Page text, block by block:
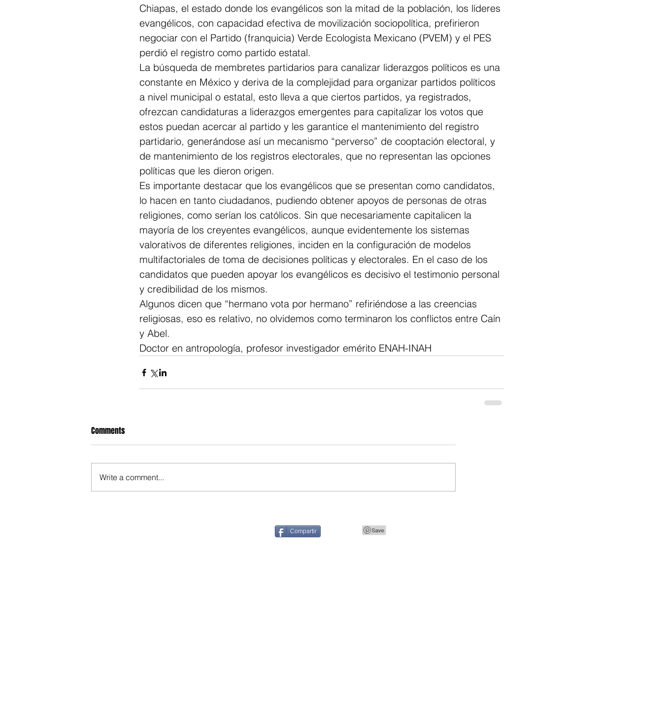
Chiapas, el estado donde los evangélicos son la mitad de la población, los líderes
evangélicos, con capacidad efectiva de movilización sociopolítica, prefirieron
negociar con el Partido (franquicia) Verde Ecologista Mexicano (PVEM) y el PES
perdió el registro como partido estatal.
La búsqueda de membretes partidarios para canalizar liderazgos políticos es una
constante en México y deriva de la complejidad para organizar partidos políticos
a nivel municipal o estatal, esto lleva a que ciertos partidos, ya registrados,
ofrezcan candidaturas a liderazgos emergentes para capitalizar los votos que
estos puedan acercar al partido y les garantice el mantenimiento del registro
partidario, generándose así un mecanismo “perverso” de cooptación electoral, y
de mantenimiento de los registros electorales, que no representan las opciones
políticas que les dieron origen.
Es importante destacar que los evangélicos que se presentan como candidatos,
lo hacen en tanto ciudadanos, pudiendo obtener apoyos de personas de otras
religiones, como serían los católicos. Sin que necesariamente capitalicen la
mayoría de los creyentes evangélicos, aunque evidentemente los sistemas
valorativos de diferentes religiones, inciden en la configuración de modelos
multifactoriales de toma de decisiones políticas y electorales. En el caso de los
candidatos que pueden apoyar los evangélicos es decisivo el testimonio personal
y credibilidad de los mismos.
Algunos dicen que “hermano vota por hermano” refiriéndose a las creencias
religiosas, eso es relativo, no olvidemos como terminaron los conflictos entre Caín
y Abel.
Doctor en antropología, profesor investigador emérito ENAH-INAH
Comments
Write a comment...
Compartir